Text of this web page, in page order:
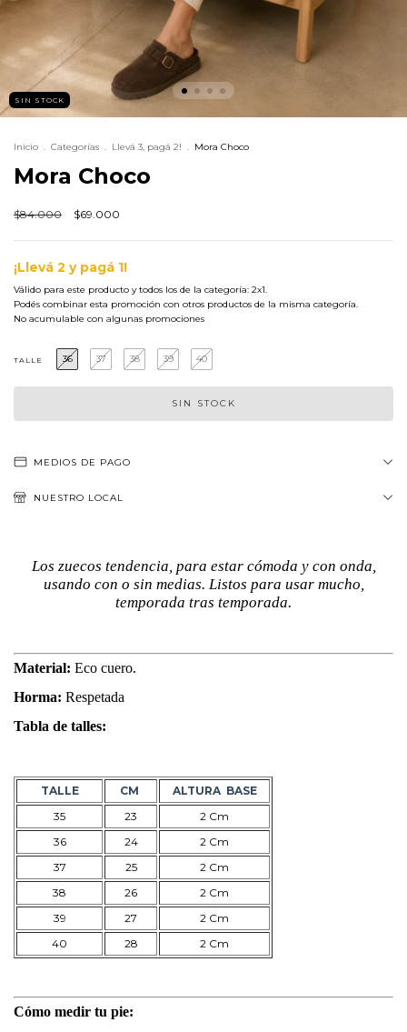
SIN STOCK
Inicio . Categorías . Llevá 3, pagá 2! . Mora Choco
Mora Choco
$84.000 $69.000
¡Llevá 2 y pagá 1!
Válido para este producto y todos los de la categoría: 2x1.
Podés combinar esta promoción con otros productos de la misma categoría.
No acumulable con algunas promociones
TALLE 36 37 38 39 40
MEDIOS DE PAGO
NUESTRO LOCAL
Los zuecos tendencia, para estar cómoda y con onda,
usando con o sin medias. Listos para usar mucho,
temporada tras temporada.
Material: Eco cuero.
Horma: Respetada
Tabla de talles:
TALLE CM
ALTURA BASE
35
23
2 Cm
36
24
2 Cm
37
25
2 Cm
38
26
2 Cm
39
27
2 Cm
40
28 2 Cm
Cómo medir tu pie: